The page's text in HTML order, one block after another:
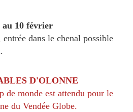
au 10 février
entrée dans le chenal possible
D'OLONNE
de monde est attendu pour le
du Vendée Globe.